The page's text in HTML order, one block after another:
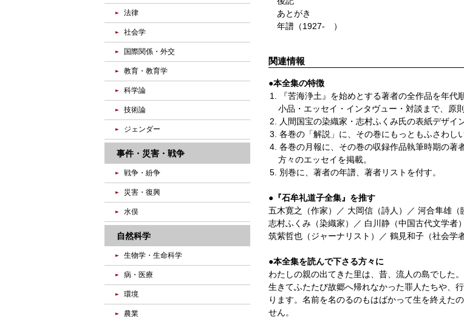
あとがき
年譜（1927- ）
関連情報
●本全集の特徴
1. 『苦海浄土』を始めとする著者の全作品を年代
小品・エッセイ・インタヴュー・対談まで、原
2. 人間国宝の染織家・志村ふくみ氏の表紙デザイ
3. 各巻の「解説」に、その巻にもっともふさわし
4. 各巻の月報に、その巻の収録作品執筆時期の著
方々のエッセイを掲載。
5. 別巻に、著者の年譜、著者リストを付す。
● 『石牟礼道子全集』を推す
五木寛之（作家）／ 大岡信（詩人）／ 河合隼雄
志村ふくみ（染織家）／ 白川静（中国古代文学者
筑紫哲也（ジャーナリスト）／ 鶴見和子（社会学者
●本全集を読んで下さる方々に
わたしの親の出てきた里は、昔、流人の島でした。
生きてふたたび故郷へ帰れなかった罪人たちや、
ります。名前を名のるのもはばかって生を終えた
せん。
法律
社会学
国際関係・外交
教育・教育学
科学論
技術論
ジェンダー
事件・災害・戦争
戦争・紛争
災害・復興
水俣
自然科学
生物学・生命科学
病・医療
環境
農業